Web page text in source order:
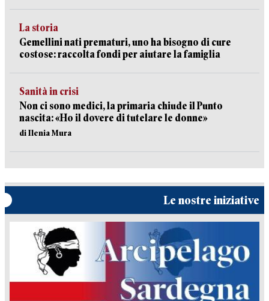
La storia
Gemellini nati prematuri, uno ha bisogno di cure
costose: raccolta fondi per aiutare la famiglia
Sanità in crisi
Non ci sono medici, la primaria chiude il Punto
nascita: «Ho il dovere di tutelare le donne»
di Ilenia Mura
Le nostre iniziative